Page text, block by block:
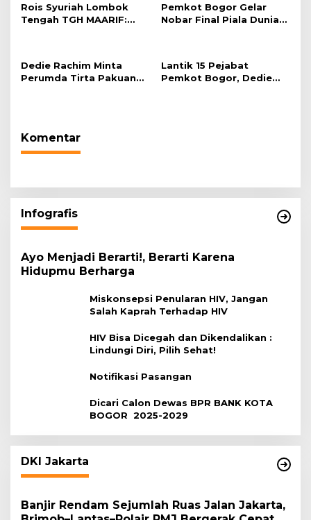
Rois Syuriah Lombok
Tengah TGH MAARIF:
Pemkot Bogor Gelar
Nobar Final Piala Dunia
Dedie Rachim Minta
Perumda Tirta Pakuan
Lantik 15 Pejabat
Pemkot Bogor, Dedie
Komentar
Infografis
Ayo Menjadi Berarti!, Berarti Karena
Hidupmu Berharga
Miskonsepsi Penularan HIV, Jangan
Salah Kaprah Terhadap HIV
HIV Bisa Dicegah dan Dikendalikan :
Lindungi Diri, Pilih Sehat!
Notifikasi Pasangan
Dicari Calon Dewas BPR BANK KOTA
BOGOR 2025-2029
DKI Jakarta
Banjir Rendam Sejumlah Ruas Jalan Jakarta,